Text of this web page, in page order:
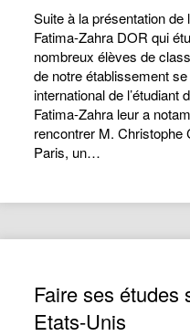
Suite à la présentation de
Fatima-Zahra DOR qui
nombreux élèves de
de notre établissement
international de l’étudiant
Fatima-Zahra leur a
rencontrer M. Christophe
Paris, un…
Faire ses études
Etats-Unis